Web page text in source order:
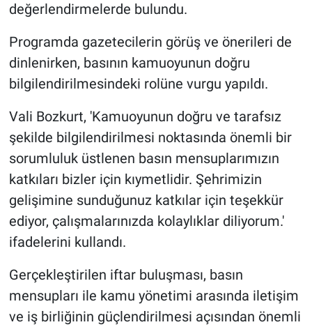
değerlendirmelerde bulundu.
Programda gazetecilerin görüş ve önerileri de
dinlenirken, basının kamuoyunun doğru
bilgilendirilmesindeki rolüne vurgu yapıldı.
Vali Bozkurt, 'Kamuoyunun doğru ve tarafsız
şekilde bilgilendirilmesi noktasında önemli bir
sorumluluk üstlenen basın mensuplarımızın
katkıları bizler için kıymetlidir. Şehrimizin
gelişimine sunduğunuz katkılar için teşekkür
ediyor, çalışmalarınızda kolaylıklar diliyorum.'
ifadelerini kullandı.
Gerçekleştirilen iftar buluşması, basın
mensupları ile kamu yönetimi arasında iletişim
ve iş birliğinin güçlendirilmesi açısından önemli